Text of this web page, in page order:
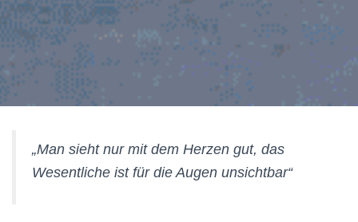
„Man sieht nur mit dem Herzen gut, das
Wesentliche ist für die Augen unsichtbar“